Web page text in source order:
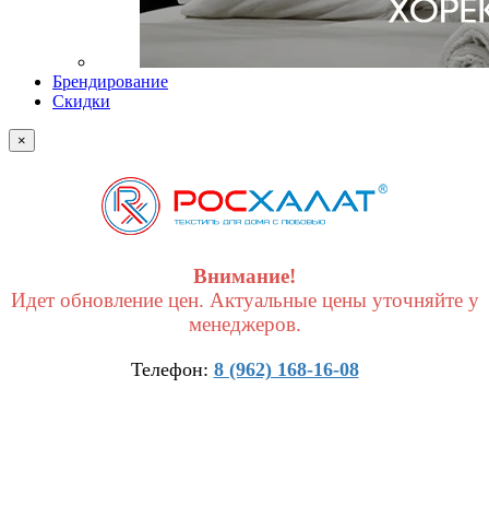
Брендирование
Скидки
×
Внимание!
Идет обновление цен. Актуальные цены уточняйте у
менеджеров.
Телефон: 8 (962) 168-16-08